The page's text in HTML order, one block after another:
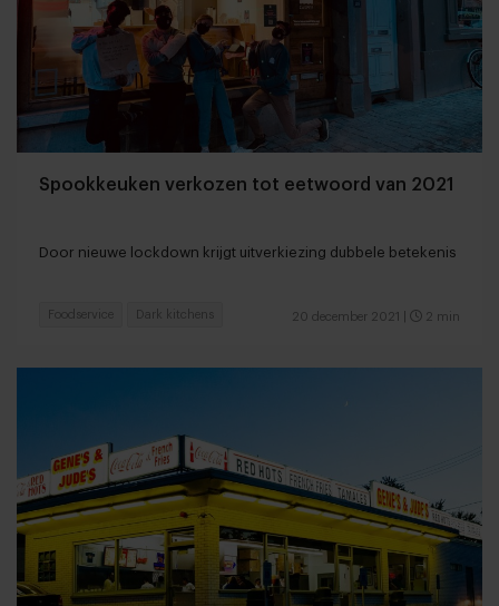
Spookkeuken verkozen tot eetwoord van 2021
Door nieuwe lockdown krijgt uitverkiezing dubbele betekenis
20 december 2021 2 min
Foodservice Dark kitchens